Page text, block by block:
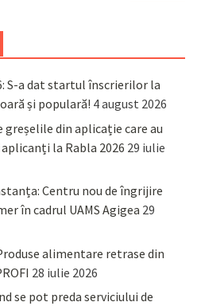
S-a dat startul înscrierilor la
și populară! 4 august 2026
greșelile din aplicație care au
la Rabla 2026 29 iulie
Centru nou de îngrijire
în cadrul UAMS Agigea 29
alimentare retrase din
28 iulie 2026
se pot preda serviciului de